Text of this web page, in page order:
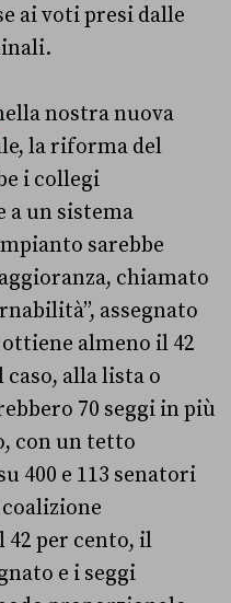
ai voti presi dalle
nostra nuova
la riforma del
i collegi
a un sistema
sarebbe
chiamato
assegnato
almeno il 42
alla lista o
70 seggi in più
con un tetto
400 e 113 senatori
coalizione
42 per cento, il
e i seggi